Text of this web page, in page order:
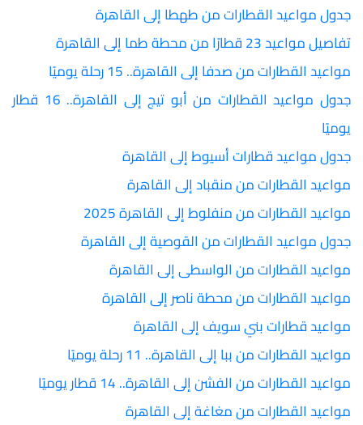
جدول مواعيد القطارات من طهطا إلى القاهرة
تفاصيل مواعيد 23 قطارًا من محطة طما إلى القاهرة
مواعيد القطارات من صدفا إلى القاهرة.. 15 رحلة يوميًا
جدول مواعيد القطارات من أبو تيج إلى القاهرة.. 16 قطار
يوميًا
جدول مواعيد قطارات أسيوط إلى القاهرة
مواعيد القطارات من منقباد إلى القاهرة
مواعيد القطارات من منفلوط إلى القاهرة 2025
جدول مواعيد القطارات من القوصية إلى القاهرة
مواعيد القطارات من الواسطى إلى القاهرة
مواعيد القطارات من محطة ناصر إلى القاهرة
مواعيد قطارات بني سويف إلى القاهرة
مواعيد القطارات من ببا إلى القاهرة.. 11 رحلة يوميًا
مواعيد القطارات من الفشن إلى القاهرة.. 14 قطار يوميًا
مواعيد القطارات من مغاغة إلى القاهرة